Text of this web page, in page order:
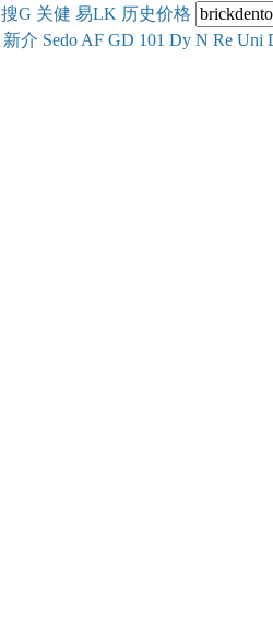
搜G 关健 易LK 历史价格
新介 Sedo AF GD 101 Dy N Re Uni